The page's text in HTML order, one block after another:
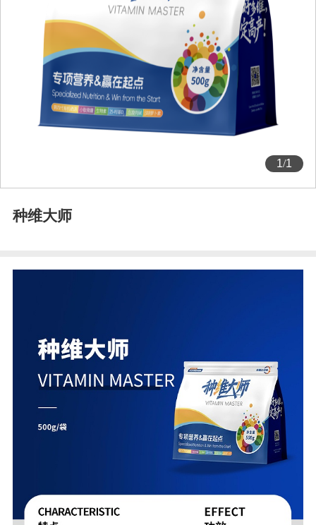
1/1
种维大师